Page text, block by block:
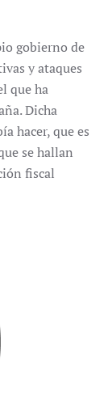
gobierno de
y ataques
que ha
Dicha
hacer, que es
se hallan
fiscal